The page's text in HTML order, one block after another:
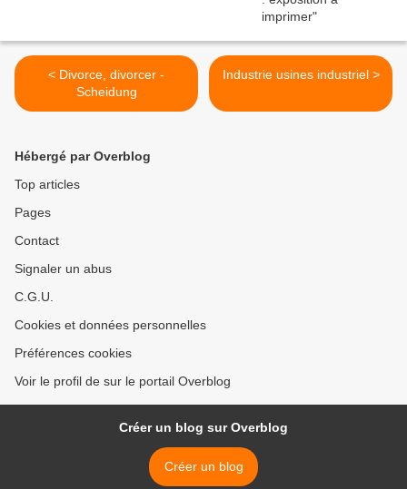
< Divorce, divorcer -
Scheidung
Industrie usines industriel >
Hébergé par Overblog
Top articles
Pages
Contact
Signaler un abus
C.G.U.
Cookies et données personnelles
Préférences cookies
Voir le profil de sur le portail Overblog
Créer un blog sur Overblog
Créer un blog